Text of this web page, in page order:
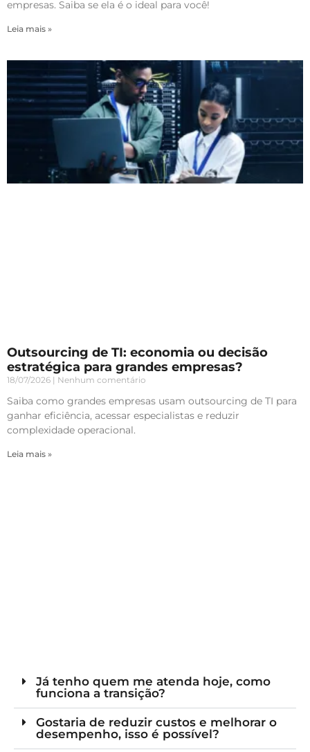
empresas. Saiba se ela é o ideal para você!
Leia mais »
Outsourcing de TI: economia ou decisão
estratégica para grandes empresas?
18/07/2026 Nenhum comentário
Saiba como grandes empresas usam outsourcing de TI para
ganhar eficiência, acessar especialistas e reduzir
complexidade operacional.
Leia mais »
Já tenho quem me atenda hoje, como
funciona a transição?
Gostaria de reduzir custos e melhorar o
desempenho, isso é possível?